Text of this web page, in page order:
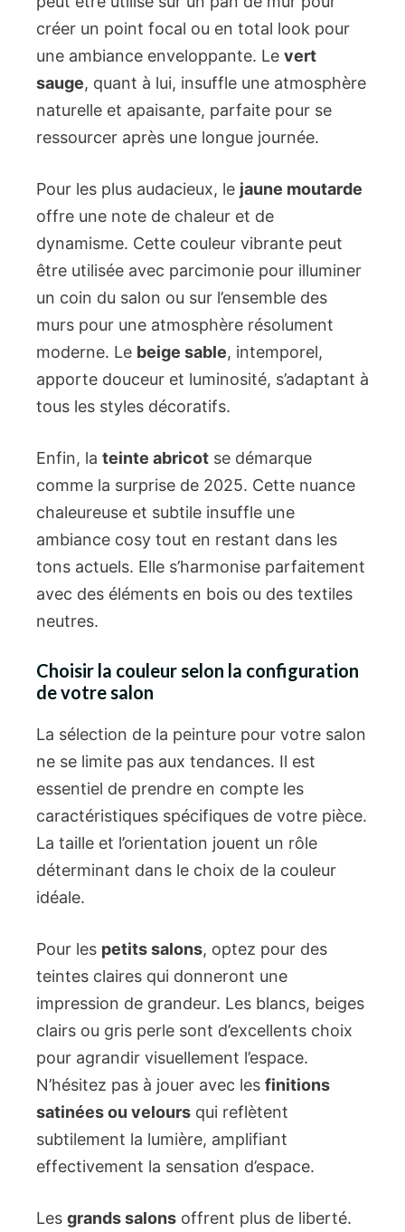
créer un point focal ou en total look pour
une ambiance enveloppante. Le vert
sauge, quant à lui, insuffle une atmosphère
naturelle et apaisante, parfaite pour se
ressourcer après une longue journée.
Pour les plus audacieux, le jaune moutarde
offre une note de chaleur et de
dynamisme. Cette couleur vibrante peut
être utilisée avec parcimonie pour illuminer
un coin du salon ou sur l’ensemble des
murs pour une atmosphère résolument
moderne. Le beige sable, intemporel,
apporte douceur et luminosité, s’adaptant à
tous les styles décoratifs.
Enfin, la teinte abricot se démarque
comme la surprise de 2025. Cette nuance
chaleureuse et subtile insuffle une
ambiance cosy tout en restant dans les
tons actuels. Elle s’harmonise parfaitement
avec des éléments en bois ou des textiles
neutres.
Choisir la couleur selon la configuration
de votre salon
La sélection de la peinture pour votre salon
ne se limite pas aux tendances. Il est
essentiel de prendre en compte les
caractéristiques spécifiques de votre pièce.
La taille et l’orientation jouent un rôle
déterminant dans le choix de la couleur
idéale.
Pour les petits salons, optez pour des
teintes claires qui donneront une
impression de grandeur. Les blancs, beiges
clairs ou gris perle sont d’excellents choix
pour agrandir visuellement l’espace.
N’hésitez pas à jouer avec les finitions
satinées ou velours qui reflètent
subtilement la lumière, amplifiant
effectivement la sensation d’espace.
Les grands salons offrent plus de liberté.